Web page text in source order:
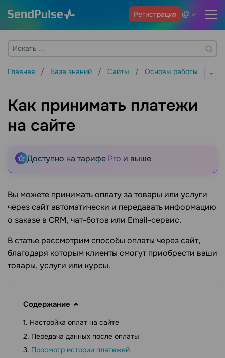
Регистрация
Главная База знаний Сайты Основы работы
Как принимать платежи
на сайте
Доступно на тарифе Pro и выше
Вы можете принимать оплату за товары или услуги
через сайт автоматически и передавать информацию
о заказе в CRM, чат-ботов или Email-сервис.
В статье рассмотрим способы оплаты через сайт,
благодаря которым клиенты смогут приобрести ваши
товары, услуги или курсы.
Содержание
Настройка оплат на сайте
Передача данных после оплаты
Просмотр истории платежей